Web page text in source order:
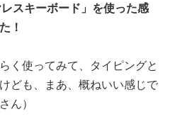
スキーボード」を使った感
！
く使ってみて、タイピングと
ども、まあ、概ねいい感じで
ん）